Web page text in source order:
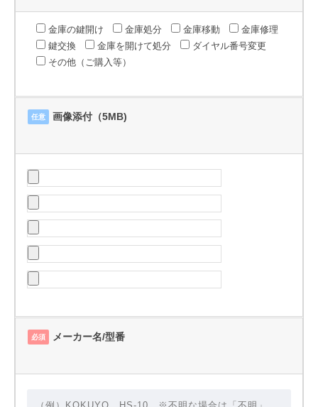
金庫の鍵開け 金庫処分 金庫移動
金庫修理
鍵交換
金庫を開けて処分
ダイヤル番号変更
その他（ご購入等）
任意 画像添付（5MB)
必須 メーカー名/型番